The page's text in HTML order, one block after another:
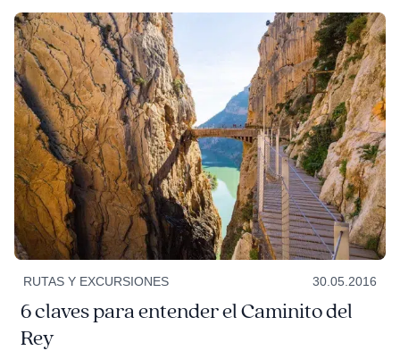
RUTAS Y EXCURSIONES 30.05.2016
6 claves para entender el Caminito del
Rey